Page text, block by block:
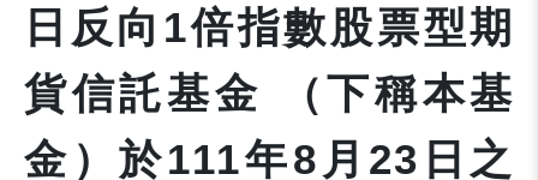
日反向1倍指數股票型期
貨信託基金 （下稱本基
金）於111年8月23日之